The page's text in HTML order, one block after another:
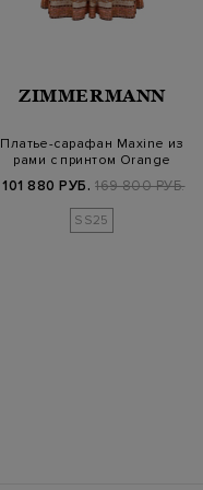
ZIMMERMANN
Платье-сарафан Maxine из
рами с принтом Orange
101 880 РУБ. 169 800 РУБ.
SS25